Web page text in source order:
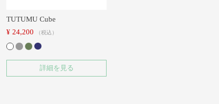
TUTUMU Cube
¥ 24,200 税込
詳細を見る